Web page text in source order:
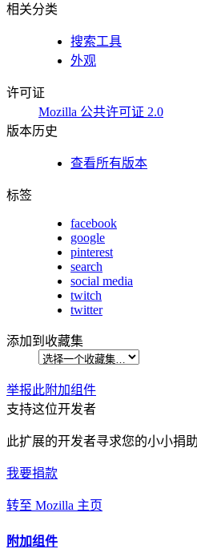
相关分类
搜索工具
外观
许可证
Mozilla 公共许可证 2.0
版本历史
查看所有版本
标签
facebook
google
pinterest
search
social media
twitch
twitter
添加到收藏集
举报此附加组件
支持这位开发者
此扩展的开发者寻求您的小小捐
我要捐款
转至 Mozilla 主页
附加组件